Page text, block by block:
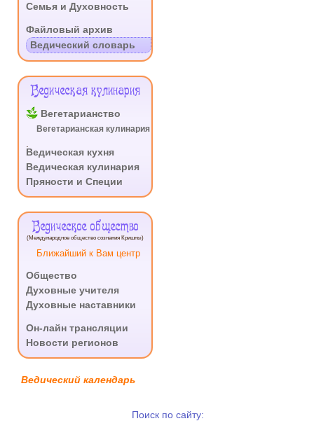
Семья и Духовность
Файловый архив
Ведический словарь
Ведическая кулинария
Вегетарианство
Вегетарианская кулинария
Ведическая кухня
Ведическая кулинария
Пряности и Специи
Ведическое общество
(Международное общество сознания Кришны)
Ближайший к Вам центр
Общество
Духовные учителя
Духовные наставники
Он-лайн трансляции
Новости регионов
Ведический календарь
Поиск по сайту: